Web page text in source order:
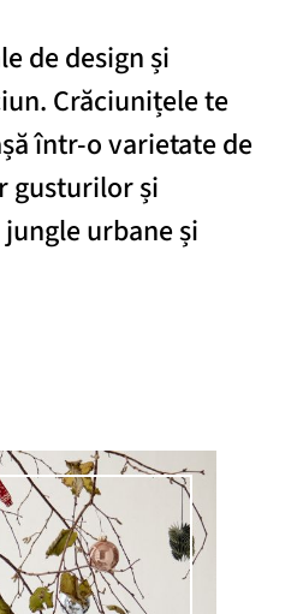
de design și
Crăciunițele te
într-o varietate de
gusturilor și
urbane și